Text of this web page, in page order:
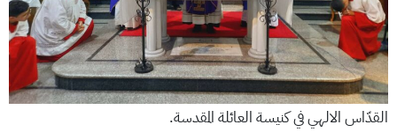
القدّاس الالهي في كنيسة العائلة المقدسة.